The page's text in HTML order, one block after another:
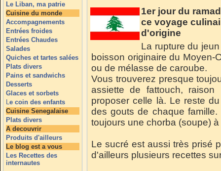
Le Liban, ma patrie
Cuisine du monde
Accompagnements
Entrées froides
Entrées Chaudes
Salades
Quiches et tartes salées
Plats divers
Pains et sandwichs
Desserts
Glaces et sorbets
Le coin des enfants
Cuisine Senegalaise
Plats divers
A decouvrir
Produits d'ailleurs
Le blog est a vous
Les Recettes des
internautes
1er jour du
ce voyage
d'origine
La rupture du
boisson originaire du
ou de mélasse de caroube.
Vous trouverez presque
assiette de fattouch,
proposer celle là. Le reste
des gouts de chaque
toujours une chorba (soupe)
Le sucré est aussi très prisé
d'ailleurs plusieurs recettes